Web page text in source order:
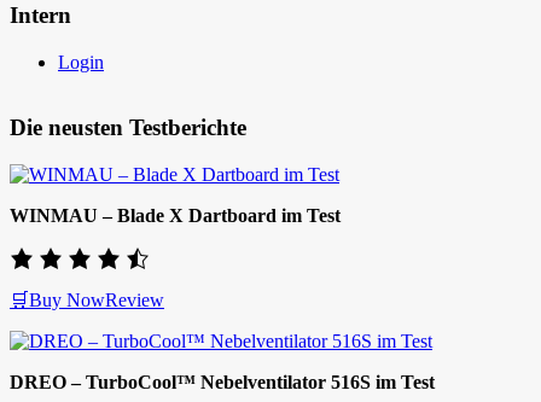
Intern
Login
Die neusten Testberichte
WINMAU – Blade X Dartboard im Test
🛒Buy NowReview
DREO – TurboCool™ Nebelventilator 516S im Test